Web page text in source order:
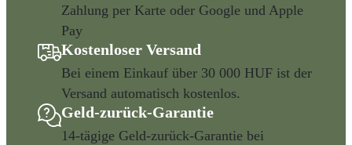
Zahlung per Karte oder Google und Apple
Pay
Kostenloser Versand
Bei einem Einkauf über 30 000 HUF ist der
Versand automatisch kostenlos.
Geld-zurück-Garantie
14-tägige Geld-zurück-Garantie bei